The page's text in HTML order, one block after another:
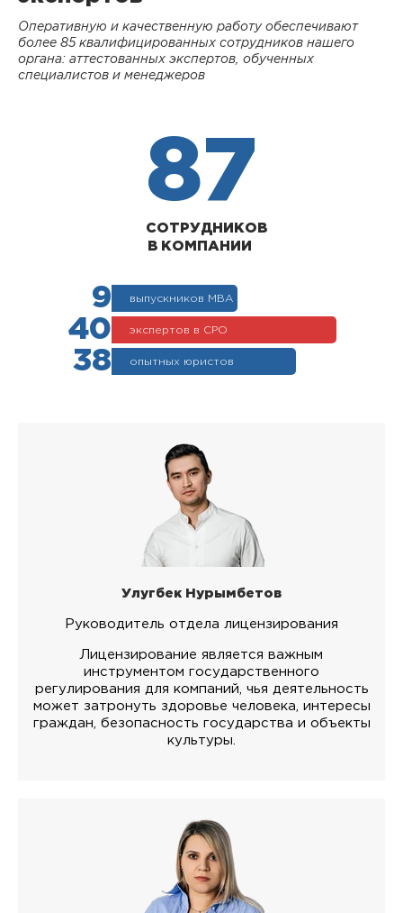
Оперативную и качественную работу обеспечивают
более 85 квалифицированных сотрудников нашего
органа: аттестованных экспертов, обученных
специалистов и менеджеров
87
СОТРУДНИКОВ
В КОМПАНИИ
9 выпускников МВА
40 экспертов в СРО
38 опытных юристов
Улугбек Нурымбетов
Руководитель отдела лицензирования
Лицензирование является важным
инструментом государственного
регулирования для компаний, чья деятельность
может затронуть здоровье человека, интересы
граждан, безопасность государства и объекты
культуры.